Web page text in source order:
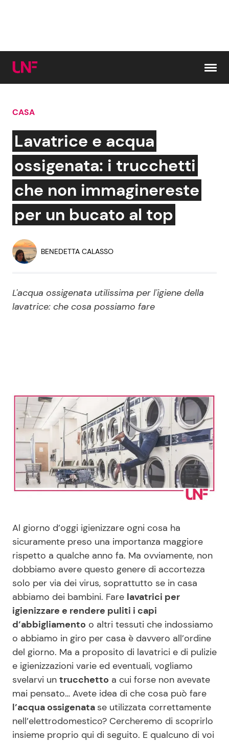
Cerca:
News e Cronaca
Attualità Italiana
Economia
Persone Scomparse
Politica
Gossip e TV
Bellezze VIP
Coppie VIP
Reality e Talent
News Musica
News Spettacolo
Benessere
Moda e Style
Mondo Mamma
News benessere
Salute
Viaggi e Turismo
Festività
Cucina e Ricette
Consigli di Cucina
Dolci
Le Ricette in TV
Primi Piatti
Ricette Facili e Veloci
Ricette Feste
Ricette per Bambini
Seguici
CASA
Lavatrice e acqua
ossigenata: i trucchetti
che non immaginereste
per un bucato al top
BENEDETTA CALASSO
L'acqua ossigenata utilissima per l'igiene della
lavatrice: che cosa possiamo fare
Al giorno d’oggi igienizzare ogni cosa ha
sicuramente preso una importanza maggiore
rispetto a qualche anno fa. Ma ovviamente, non
dobbiamo avere questo genere di accortezza
solo per via dei virus, soprattutto se in casa
abbiamo dei bambini. Fare lavatrici per
igienizzare e rendere puliti i capi
d’abbigliamento o altri tessuti che indossiamo
o abbiamo in giro per casa è davvero all’ordine
del giorno. Ma a proposito di lavatrici e di pulizie
e igienizzazioni varie ed eventuali, vogliamo
svelarvi un trucchetto a cui forse non avevate
mai pensato… Avete idea di che cosa può fare
l’acqua ossigenata se utilizzata correttamente
nell’elettrodomestico? Cercheremo di scoprirlo
insieme proprio qui di seguito. E qualcuno di voi